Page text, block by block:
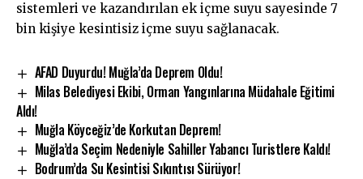
sistemleri ve kazandırılan ek içme suyu sayesinde 7
bin kişiye kesintisiz içme suyu sağlanacak.
AFAD Duyurdu! Muğla’da Deprem Oldu!
Milas Belediyesi Ekibi, Orman Yangınlarına Müdahale Eğitimi
Aldı!
Muğla Köyceğiz’de Korkutan Deprem!
Muğla’da Seçim Nedeniyle Sahiller Yabancı Turistlere Kaldı!
Bodrum’da Su Kesintisi Sıkıntısı Sürüyor!